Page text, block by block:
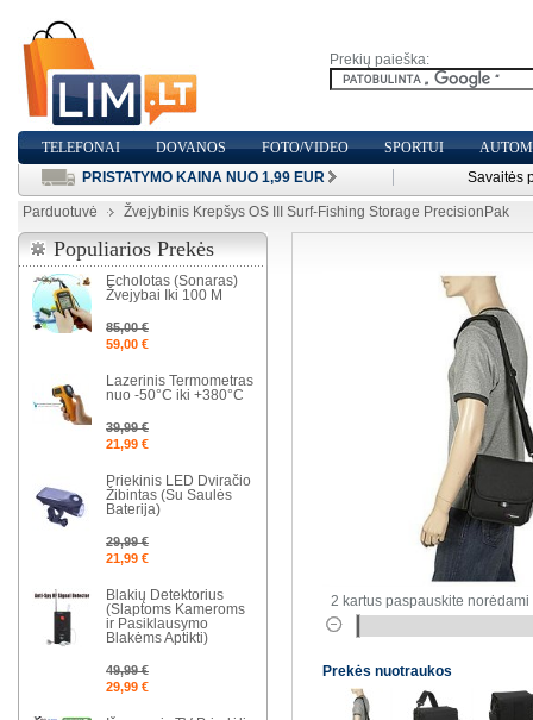
Prekių paieška:
TELEFONAI DOVANOS FOTO/VIDEO SPORTUI
PRISTATYMO KAINA NUO 1,99 EUR
Savaitės
Parduotuvė Žvejybinis Krepšys OS III Surf-Fishing Storage PrecisionPak
2 kartus paspauskite
Prekės nuotraukos
Populiarios Prekės
Echolotas (Sonaras)
Žvejybai Iki 100 M
85,00 €
59,00 €
Lazerinis Termometras
nuo -50°C iki +380°C
39,99 €
21,99 €
Priekinis LED Dviračio
Žibintas (Su Saulės
Baterija)
29,99 €
21,99 €
Blakių Detektorius
(Slaptoms Kameroms
ir Pasiklausymo
Blakėms Aptikti)
49,99 €
29,99 €